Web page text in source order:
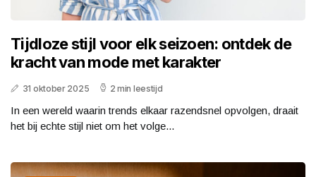
Tijdloze stijl voor elk seizoen: ontdek de
kracht van mode met karakter
31 oktober 2025 2 min leestijd
In een wereld waarin trends elkaar razendsnel opvolgen, draait
het bij echte stijl niet om het volge...